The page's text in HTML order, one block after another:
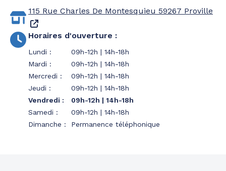
115 Rue Charles De Montesquieu 59267 Proville
Horaires d'ouverture :
Lundi :
09h-12h | 14h-18h
Mardi :
09h-12h | 14h-18h
Mercredi :
09h-12h | 14h-18h
Jeudi :
09h-12h | 14h-18h
Vendredi :
09h-12h | 14h-18h
Samedi :
09h-12h | 14h-18h
Dimanche : Permanence téléphonique